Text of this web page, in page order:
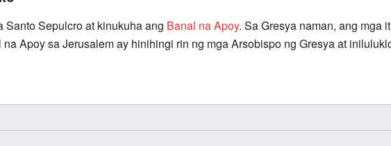
Santo Sepulcro at kinukuha ang Banal na Apoy. Sa Gresya naman, ang mga
Apoy sa Jerusalem ay hinihingi rin ng mga Arsobispo ng Gresya at